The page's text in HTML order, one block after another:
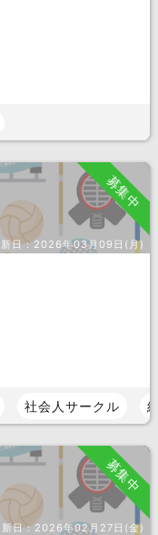
募集中
新日：2026年03月09日(月)
社会人サークル
募集中
新日：2026年02月27日(金)